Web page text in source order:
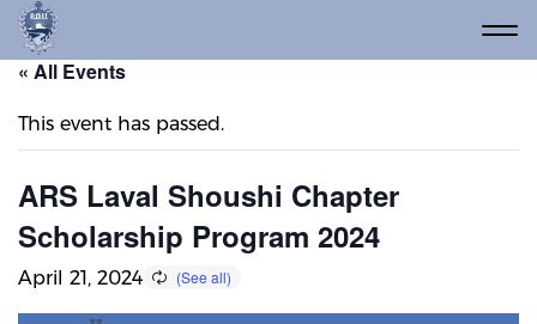
« All Events
This event has passed.
ARS Laval Shoushi Chapter
Scholarship Program 2024
April 21, 2024